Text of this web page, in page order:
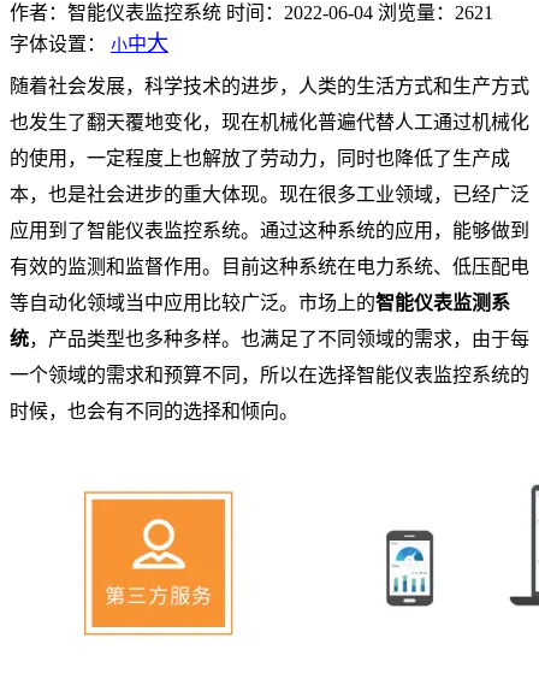
作者：智能仪表监控系统 时间：2022-06-04 浏览量：2621
字体设置： 小中大
随着社会发展，科学技术的进步，人类的生活方式和生产方式
也发生了翻天覆地变化，现在机械化普遍代替人工通过机械化
的使用，一定程度上也解放了劳动力，同时也降低了生产成
本，也是社会进步的重大体现。现在很多工业领域，已经广泛
应用到了智能仪表监控系统。通过这种系统的应用，能够做到
有效的监测和监督作用。目前这种系统在电力系统、低压配电
等自动化领域当中应用比较广泛。市场上的智能仪表监测系
统，产品类型也多种多样。也满足了不同领域的需求，由于每
一个领域的需求和预算不同，所以在选择智能仪表监控系统的
时候，也会有不同的选择和倾向。